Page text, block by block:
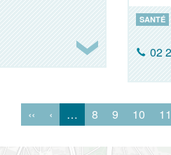
SANTÉ
02
‹‹ ‹ … 8 9 10 11